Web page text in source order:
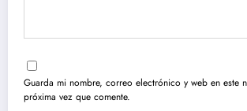
Guarda mi nombre, correo electrónico y web en este
próxima vez que comente.